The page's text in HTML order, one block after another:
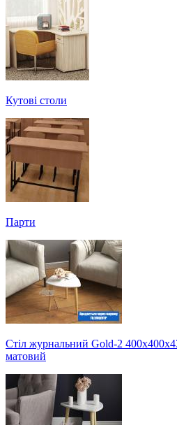
Кутові столи
Парти
Стіл журнальний Gold-2
матовий